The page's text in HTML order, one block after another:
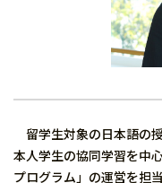
留学生対象の日本語の
本人学生の協同学習を中
プログラム」の運営を担